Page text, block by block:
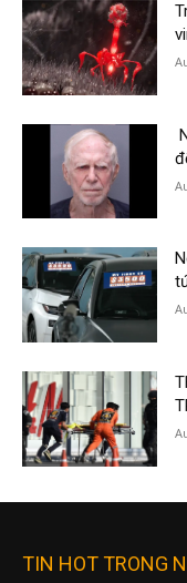
TIN HOT TRONG